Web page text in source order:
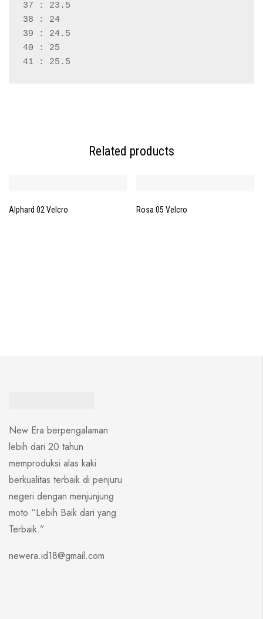
37 : 23.5
38 : 24
39 : 24.5
40 : 25
41 : 25.5
Related products
Alphard 02 Velcro Rosa 05 Velcro
New Era berpengalaman
lebih dari 20 tahun
memproduksi alas kaki
berkualitas terbaik di penjuru
negeri dengan menjunjung
moto “Lebih Baik dari yang
Terbaik.”
newera.id18@gmail.com